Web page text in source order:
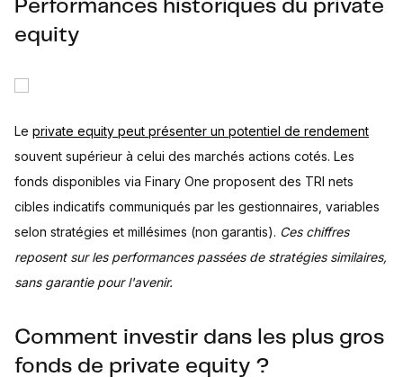
Performances historiques du private
equity
Le private equity peut présenter un potentiel de rendement
souvent supérieur à celui des marchés actions cotés. Les
fonds disponibles via Finary One proposent des TRI nets
cibles indicatifs communiqués par les gestionnaires, variables
selon stratégies et millésimes (non garantis). Ces chiffres
reposent sur les performances passées de stratégies similaires,
sans garantie pour l'avenir.
Comment investir dans les plus gros
fonds de private equity ?